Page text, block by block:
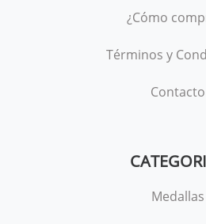
¿Cómo
Términos y
Contacto
Medallas